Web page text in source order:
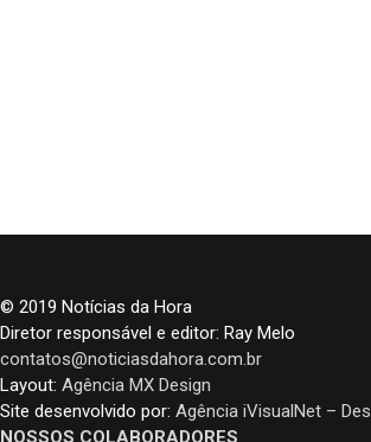
© 2019 Notícias da Hora
Diretor responsável e editor: Ray Melo
contatos@noticiasdahora.com.br
Layout: Agência MX Design
Site desenvolvido por: Agência iVisualNet –
NOSSOS COLABORADORES